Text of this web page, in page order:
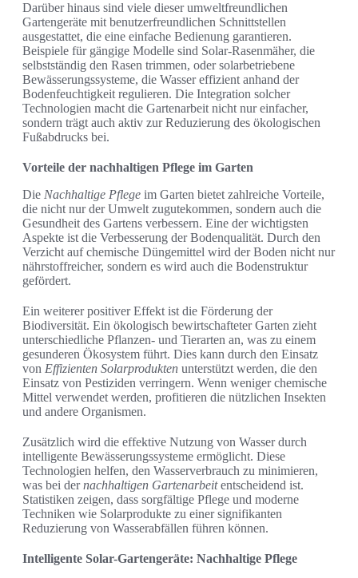
Darüber hinaus sind viele dieser umweltfreundlichen
Gartengeräte mit benutzerfreundlichen Schnittstellen
ausgestattet, die eine einfache Bedienung garantieren.
Beispiele für gängige Modelle sind Solar-Rasenmäher, die
selbstständig den Rasen trimmen, oder solarbetriebene
Bewässerungssysteme, die Wasser effizient anhand der
Bodenfeuchtigkeit regulieren. Die Integration solcher
Technologien macht die Gartenarbeit nicht nur einfacher,
sondern trägt auch aktiv zur Reduzierung des ökologischen
Fußabdrucks bei.
Vorteile der nachhaltigen Pflege im Garten
Die Nachhaltige Pflege im Garten bietet zahlreiche Vorteile,
die nicht nur der Umwelt zugutekommen, sondern auch die
Gesundheit des Gartens verbessern. Eine der wichtigsten
Aspekte ist die Verbesserung der Bodenqualität. Durch den
Verzicht auf chemische Düngemittel wird der Boden nicht nur
nährstoffreicher, sondern es wird auch die Bodenstruktur
gefördert.
Ein weiterer positiver Effekt ist die Förderung der
Biodiversität. Ein ökologisch bewirtschafteter Garten zieht
unterschiedliche Pflanzen- und Tierarten an, was zu einem
gesunderen Ökosystem führt. Dies kann durch den Einsatz
von Effizienten Solarprodukten unterstützt werden, die den
Einsatz von Pestiziden verringern. Wenn weniger chemische
Mittel verwendet werden, profitieren die nützlichen Insekten
und andere Organismen.
Zusätzlich wird die effektive Nutzung von Wasser durch
intelligente Bewässerungssysteme ermöglicht. Diese
Technologien helfen, den Wasserverbrauch zu minimieren,
was bei dernachhaltigen Gartenarbeitentscheidend ist.
Statistiken zeigen, dass sorgfältige Pflege und moderne
Techniken wie Solarprodukte zu einer signifikanten
Reduzierung von Wasserabfällen führen können.
Intelligente Solar-Gartengeräte: Nachhaltige Pflege